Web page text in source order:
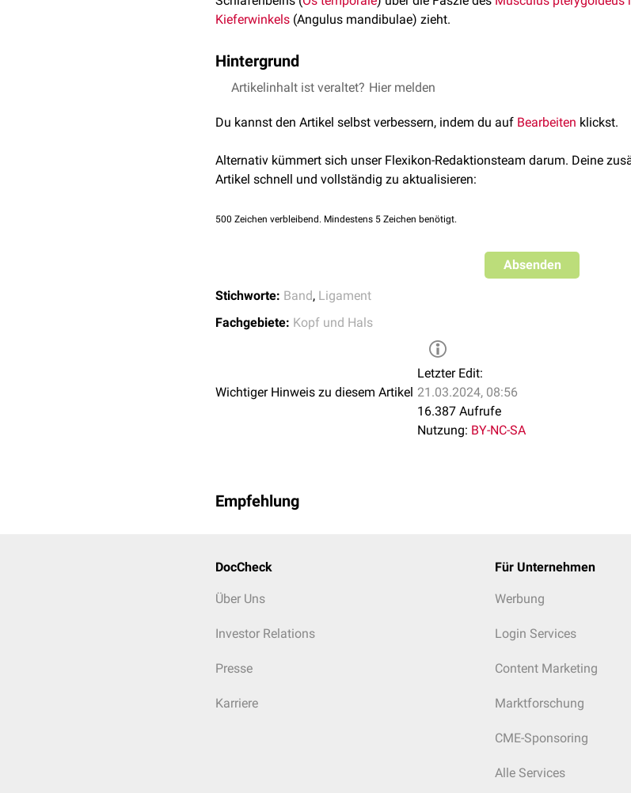
Kieferwinkels (Angulus mandibulae) zieht.
Hintergrund
DasLigamentum stylomandibularegehört zu den Sicherungsbändern des
Artikelinhalt ist veraltet? Hier melden
Du kannst den Artikel selbst verbessern, indem du auf Bearbeiten klickst.
Alternativ kümmert sich unser Flexikon-Redaktionsteam darum. Deine
Artikel schnell und vollständig zu aktualisieren:
500 Zeichen verbleibend. Mindestens 5 Zeichen benötigt.
Absenden
Stichworte: Band, Ligament
Fachgebiete: Kopf und Hals
Wichtiger Hinweis zu diesem Artikel
Letzter Edit:
21.03.2024, 08:56
16.387 Aufrufe
Nutzung: BY-NC-SA
Empfehlung
DocCheck
Über Uns
Investor Relations
Presse
Karriere
Für Unternehmen
Werbung
Login Services
Content Marketing
Marktforschung
CME-Sponsoring
Alle Services